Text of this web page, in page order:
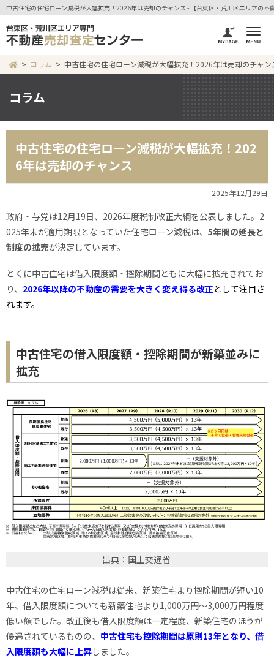
中古住宅の住宅ローン減税が大幅拡充！2026年は売却のチャンス - 【台東区・荒川区エリアの不
コラム 中古住宅の住宅ローン減税が大幅拡充！2026年は売却のチャン
コラム
中古住宅の住宅ローン減税が大幅拡充！202
6年は売却のチャンス
2025年12月29日
政府・与党は12月19日、2026年度税制改正大綱を公表しました。2
025年末が適用期限となっていた住宅ローン減税は、 5年間の延長と
制度の拡充が決定しています。
とくに中古住宅は借入限度額・控除期間ともに大幅に拡充されてお
り、 2026年以降の不動産の需要を大きく変え得る改正として注目さ
れます。
中古住宅の借入限度額・控除期間が新築並みに
拡充
出典：国土交通省
中古住宅の住宅ローン減税は従来、新築住宅より控除期間が短い10
年、借入限度額についても新築住宅より1,000万円〜3,000万円程度
低い額でした。改正後も借入限度額は一定程度、新築住宅のほうが
優遇されているものの、 中古住宅も控除期間は原則13年となり、 借
入限度額も大幅に上昇しました。